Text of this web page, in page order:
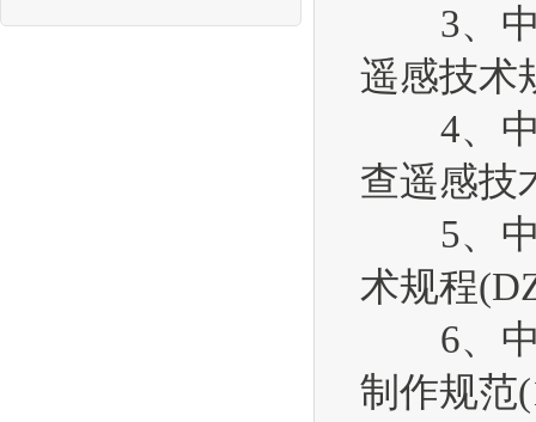
3、中
遥感技术
4、中
查遥感技
5、中
术规程
6、中
制作规范